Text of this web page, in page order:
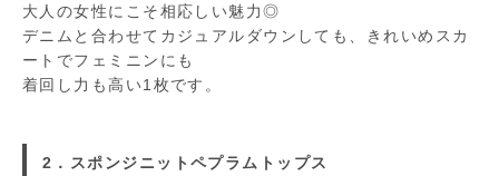
大人の女性にこそ相応しい魅力◎
デニムと合わせてカジュアルダウンしても、きれいめスカ
ートでフェミニンにも
着回し力も高い1枚です。
2．スポンジニットペプラムトップス